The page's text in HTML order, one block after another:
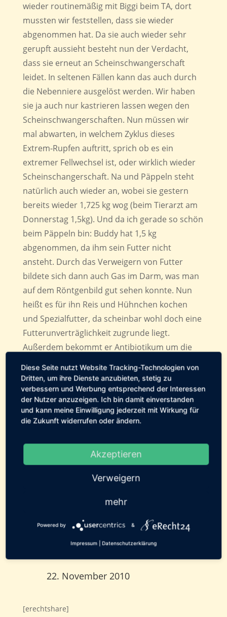
wieder routinemäßig mit Biggi beim TA, dort
mussten wir feststellen, dass sie wieder
abgenommen hat. Da sie auch wieder sehr
gerupft aussieht besteht nun der Verdacht,
dass sie erneut an Scheinschwangerschaft
leidet. In seltenen Fällen kann das auch durch
die Nebenniere ausgelöst werden. Wir haben
sie ja auch nur kastrieren lassen wegen den
Scheinschwangerschaften. Nun müssen wir
mal abwarten, in welchem Zyklus dieses
Extrem-Rupfen auftritt, sprich ob es ein
extremer Fellwechsel ist, oder wirklich wieder
Scheinschangerschaft. Na und Päppeln steht
natürlich auch wieder an, wobei sie gestern
bereits wieder 1,725 kg wog (beim Tierarzt am
Donnerstag 1,5kg). Und da ich gerade so schön
beim Päppeln bin: Buddy hat 1,5 kg
abgenommen, da ihm sein Futter nicht
ansteht. Durch das Verweigern von Futter
bildete sich dann auch Gas im Darm, was man
auf dem Röntgenbild gut sehen konnte. Nun
heißt es für ihn Reis und Hühnchen kochen
und Spezialfutter, da scheinbar wohl doch eine
Futterunverträglichkeit zugrunde liegt.
Außerdem bekommt er Antibiotikum um die
vermutlich durch Bakterien verursacht. Sollte
er nicht bald wieder zunehmen, muss ich ihn
nochmals vorstellen.
Nächster Beitrag: 28.11.2010→
0 Kommentare
22. November 2010
[erechtshare]
Diese Seite nutzt Website Tracking-Technologien von
Dritten, um ihre Dienste anzubieten, stetig zu
verbessern und Werbung entsprechend der Interessen
der Nutzer anzuzeigen. Ich bin damit einverstanden
und kann meine Einwilligung jederzeit mit Wirkung für
die Zukunft widerrufen oder ändern.
Akzeptieren
Verweigern
mehr
Powered by &
Impressum Datenschutzerklärung